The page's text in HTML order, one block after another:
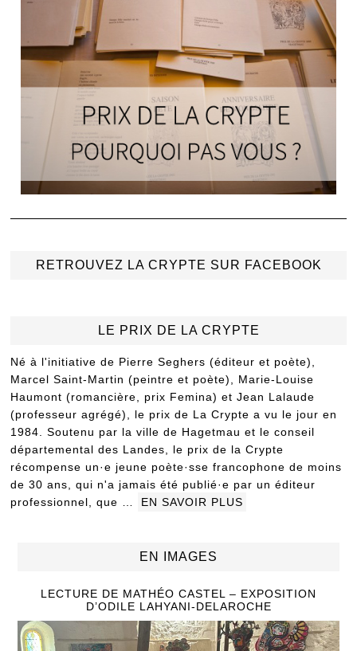
RETROUVEZ LA CRYPTE SUR FACEBOOK
LE PRIX DE LA CRYPTE
Né à l'initiative de Pierre Seghers (éditeur et poète),
Marcel Saint-Martin (peintre et poète), Marie-Louise
Haumont (romancière, prix Femina) et Jean Lalaude
(professeur agrégé), le prix de La Crypte a vu le jour en
1984. Soutenu par la ville de Hagetmau et le conseil
départemental des Landes, le prix de la Crypte
récompense un·e jeune poète·sse francophone de moins
de 30 ans, qui n'a jamais été publié·e par un éditeur
professionnel, que …
EN SAVOIR PLUS
EN IMAGES
LECTURE DE MATHÉO CASTEL – EXPOSITION
D’ODILE LAHYANI-DELAROCHE